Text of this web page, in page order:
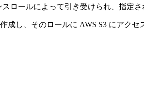
ロールによって引き受けられ、指定
成し、そのロールに AWS S3 にアク